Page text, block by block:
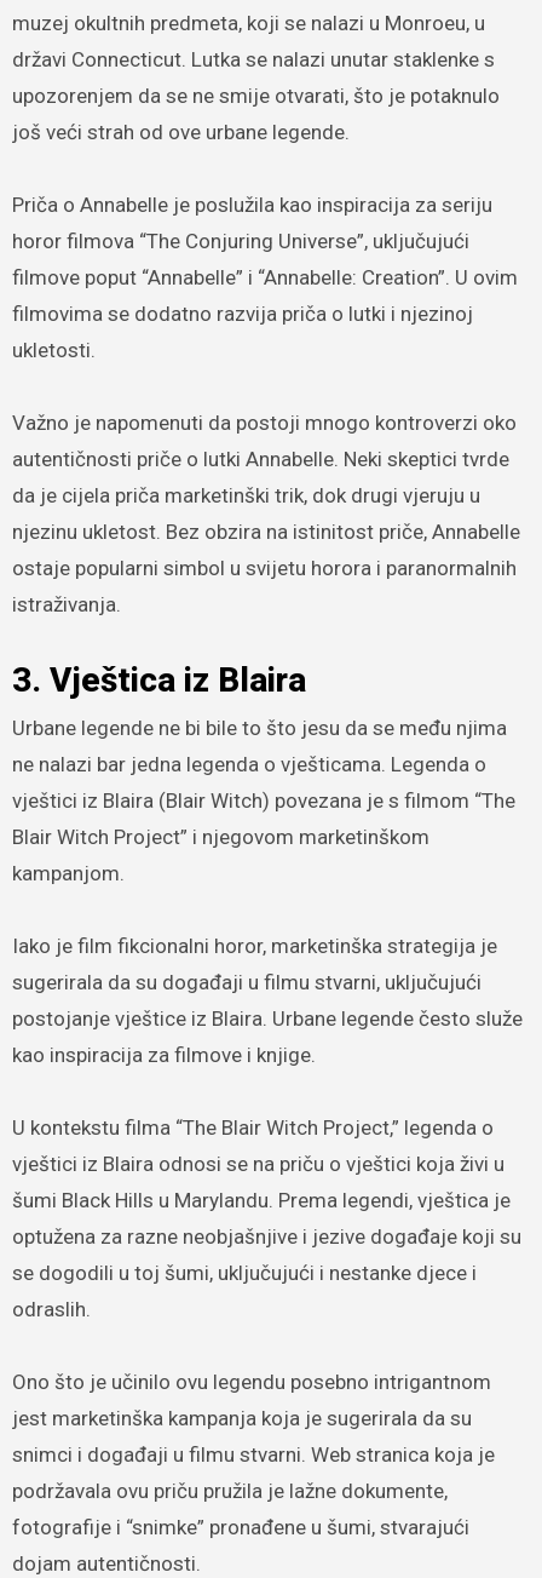
muzej okultnih predmeta, koji se nalazi u Monroeu, u
državi Connecticut. Lutka se nalazi unutar staklenke s
upozorenjem da se ne smije otvarati, što je potaknulo
još veći strah od ove urbane legende.
Priča o Annabelle je poslužila kao inspiracija za seriju
horor filmova “The Conjuring Universe”, uključujući
filmove poput “Annabelle” i “Annabelle: Creation”. U ovim
filmovima se dodatno razvija priča o lutki i njezinoj
ukletosti.
Važno je napomenuti da postoji mnogo kontroverzi oko
autentičnosti priče o lutki Annabelle. Neki skeptici tvrde
da je cijela priča marketinški trik, dok drugi vjeruju u
njezinu ukletost. Bez obzira na istinitost priče, Annabelle
ostaje popularni simbol u svijetu horora i paranormalnih
istraživanja.
3. Vještica iz Blaira
Urbane legende ne bi bile to što jesu da se među njima
ne nalazi bar jedna legenda o vješticama. Legenda o
vještici iz Blaira (Blair Witch) povezana je s filmom “The
Blair Witch Project” i njegovom marketinškom
kampanjom.
Iako je film fikcionalni horor, marketinška strategija je
sugerirala da su događaji u filmu stvarni, uključujući
postojanje vještice iz Blaira. Urbane legende često služe
kao inspiracija za filmove i knjige.
U kontekstu filma “The Blair Witch Project,” legenda o
vještici iz Blaira odnosi se na priču o vještici koja živi u
šumi Black Hills u Marylandu. Prema legendi, vještica je
optužena za razne neobjašnjive i jezive događaje koji su
se dogodili u toj šumi, uključujući i nestanke djece i
odraslih.
Ono što je učinilo ovu legendu posebno intrigantnom
jest marketinška kampanja koja je sugerirala da su
snimci i događaji u filmu stvarni. Web stranica koja je
podržavala ovu priču pružila je lažne dokumente,
fotografije i “snimke” pronađene u šumi, stvarajući
dojam autentičnosti.